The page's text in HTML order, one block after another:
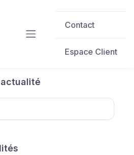
Contact
Espace Client
actualité